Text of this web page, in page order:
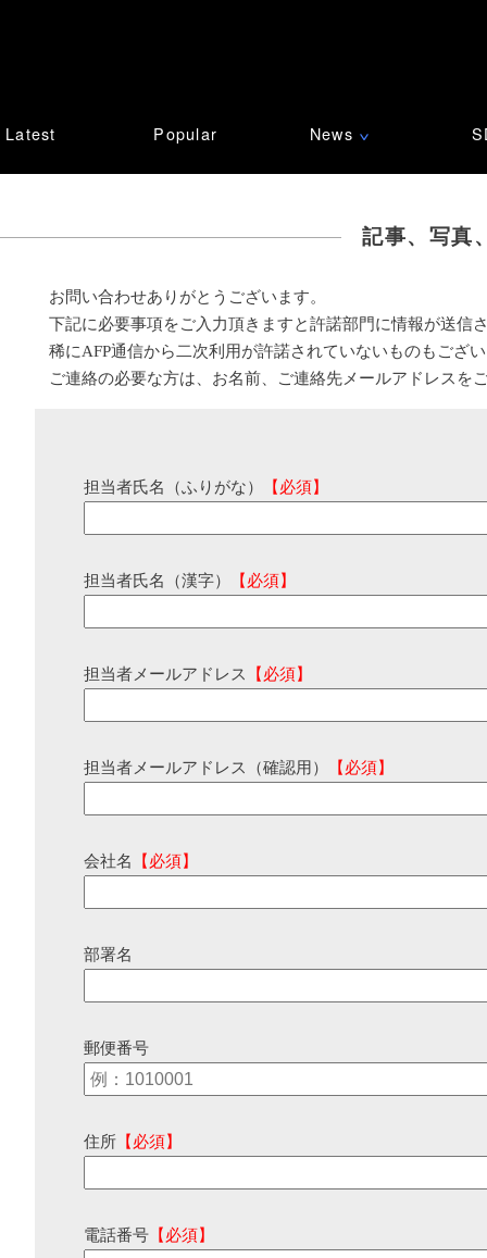
Latest Popular News ∨
記事、写真
お問い合わせありがとうございます。
下記に必要事項をご入力頂きますと許諾部門に情報が送信
稀にAFP通信から二次利用が許諾されていないものもござ
ご連絡の必要な方は、お名前、ご連絡先メールアドレスを
担当者氏名（ふりがな） 【必須】
担当者氏名（漢字） 【必須】
担当者メールアドレス 【必須】
担当者メールアドレス（確認用） 【必須】
会社名 【必須】
部署名
郵便番号
住所 【必須】
電話番号 【必須】